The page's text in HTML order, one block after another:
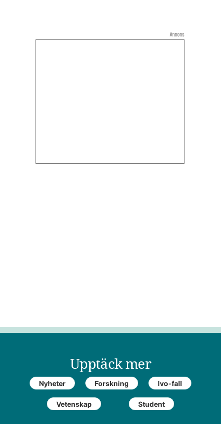
Upptäck mer
Nyheter Forskning Ivo-fall
Vetenskap Student
Annons